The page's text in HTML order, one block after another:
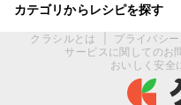
カテゴリからレシピを探す
クラシルとは プライバシ
サービスに関してのお
おいしく安全